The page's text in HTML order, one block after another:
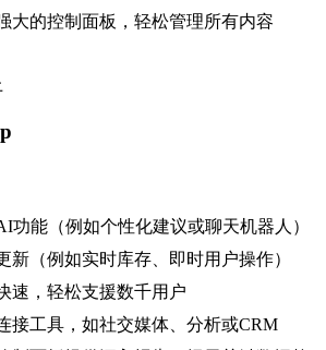
大的控制面板，轻松管理所有内容
功能（例如个性化建议或聊天机器人）
新（例如实时库存、即时用户操作）
速，轻松支援数千用户
接工具，如社交媒体、分析或CRM